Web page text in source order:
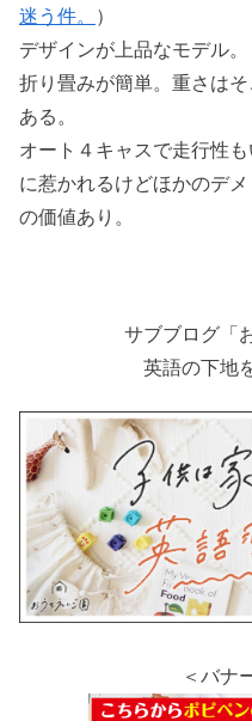
迷う件。
）
デザインが上品なモデル。
折り畳みが簡単。重さは
ある。
オート４キャスで走行性
に惹かれるけどほかのデ
の価値あり。
サブブログ「
英語の下地
＜バナ